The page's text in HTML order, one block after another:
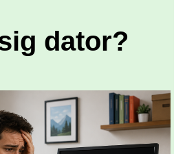
dator?